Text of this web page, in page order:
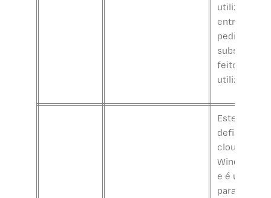
utilizador
entregar
pedidos
feitos por
utilizador.
Este cookie
definido
cloud do
Windows
e é utilizado
para